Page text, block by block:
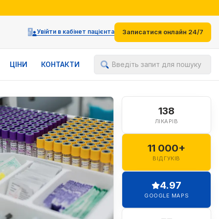
Увійти в кабінет пацієнта Записатися онлайн 24/7
ЦІНИ КОНТАКТИ Введіть запит для пошуку
138
ЛІКАРІВ
11 000+
ВІДГУКІВ
4.97
GOOGLE MAPS